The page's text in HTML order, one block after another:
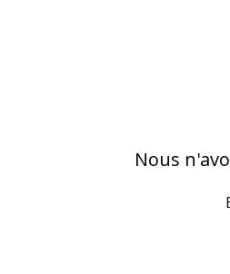
Nous